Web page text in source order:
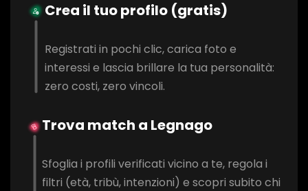
Crea il tuo profilo (gratis)
Registrati in pochi clic, carica foto e
interessi e lascia brillare la tua personalità:
zero costi, zero vincoli.
Trova match a Legnago
Sfoglia i profili verificati vicino a te, regola i
filtri (età, tribù, intenzioni) e scopri subito chi